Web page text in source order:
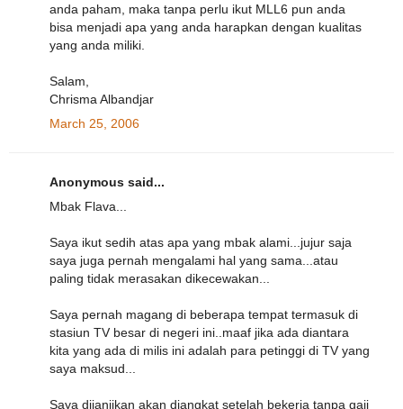
anda paham, maka tanpa perlu ikut MLL6 pun anda
bisa menjadi apa yang anda harapkan dengan kualitas
yang anda miliki.
Salam,
Chrisma Albandjar
March 25, 2006
Anonymous said...
Mbak Flava...
Saya ikut sedih atas apa yang mbak alami...jujur saja
saya juga pernah mengalami hal yang sama...atau
paling tidak merasakan dikecewakan...
Saya pernah magang di beberapa tempat termasuk di
stasiun TV besar di negeri ini..maaf jika ada diantara
kita yang ada di milis ini adalah para petinggi di TV yang
saya maksud...
Saya dijanjikan akan diangkat setelah bekerja tanpa gaji